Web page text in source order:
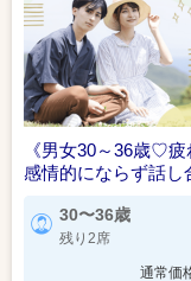
《男女30～36歳♡疲
感情的にならず話し
30〜36歳
残り2席
通常価